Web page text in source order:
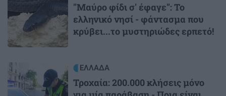
"Μαύρο φίδι σ' έφαγε": Το
ελληνικό νησί - φάντασμα που
κρύβει...το μυστηριώδες ερπετό!
Image ΕΛΛΑΔΑ
Τροχαία: 200.000 κλήσεις μόνο